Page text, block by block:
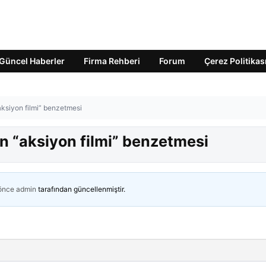
Haberler Firma Rehberi Forum Çerez
filmi” benzetmesi
“aksiyon filmi” benzetmesi
admin tarafından güncellenmiştir.